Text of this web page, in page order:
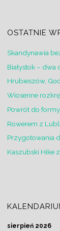
OSTATNIE
Skandynawia
Białystok – dwa
Hrubieszów,
Wiosenne
Powrót do formy
Rowerem z
Przygotowania
Kaszubski Hike
sierpień 2026